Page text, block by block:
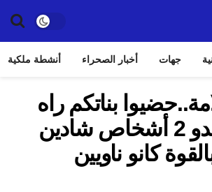
جهات أخبار الصحراء أنشطة ملكية
بناتكم راه
البوليس شدو 2 أشخاص شادين
كانو ناويين